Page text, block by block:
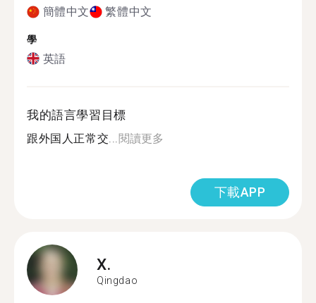
簡體中文 繁體中文
學
英語
我的語言學習目標
跟外国人正常交... 閱讀更多
下載APP
X.
Qingdao